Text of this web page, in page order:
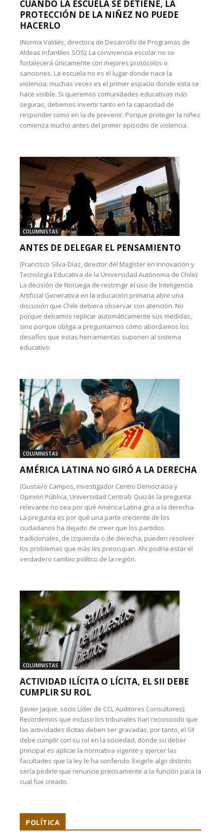
CUANDO LA ESCUELA SE DETIENE, LA
PROTECCIÓN DE LA NIÑEZ NO PUEDE
HACERLO
(Norma Valdés, directora de Desarrollo de Programas de
Aldeas Infantiles SOS): La convivencia escolar no se
fortalecerá únicamente con mejores protocolos o
sanciones. La escuela no es el lugar donde nace la
violencia; muchas veces es el primer espacio donde esta se
hace visible. Si queremos comunidades educativas más
seguras, debemos invertir tanto en la capacidad de
responder como en la de prevenir. Porque proteger la niñez
comienza mucho antes del primer episodio de violencia.
COLUMNISTAS
ANTES DE DELEGAR EL PENSAMIENTO
(Francisco Silva-Díaz, director del Magíster en Innovación y
Tecnología Educativa de la Universidad Autónoma de Chile):
La decisión de Noruega de restringir el uso de Inteligencia
Artificial Generativa en la educación primaria abre una
discusión que Chile debiera observar con atención. No
porque debamos replicar automáticamente sus medidas,
sino porque obliga a preguntarnos cómo abordamos los
desafíos que estas herramientas suponen al sistema
educativo.
COLUMNISTAS
AMÉRICA LATINA NO GIRÓ A LA DERECHA
(Gustavo Campos, investigador Centro Democracia y
Opinión Pública, Universidad Central): Quizás la pregunta
relevante no sea por qué América Latina gira a la derecha.
La pregunta es por qué una parte creciente de los
ciudadanos ha dejado de creer que los partidos
tradicionales, de izquierda o de derecha, pueden resolver
los problemas que más les preocupan. Ahí podría estar el
verdadero cambio político de la región.
COLUMNISTAS
ACTIVIDAD ILÍCITA O LÍCITA, EL SII DEBE
CUMPLIR SU ROL
(Javier Jaque, socio Líder de CCL Auditores Consultores):
Recordemos que incluso los tribunales han reconocido que
las actividades ilícitas deben ser gravadas, por tanto, el SII
debe cumplir con su rol en la sociedad, donde su deber
principal es aplicar la normativa vigente y ejercer las
facultades que la ley le ha conferido. Exigirle algo distinto
sería pedirle que renuncie precisamente a la función para la
cual fue creado.
POLÍTICA